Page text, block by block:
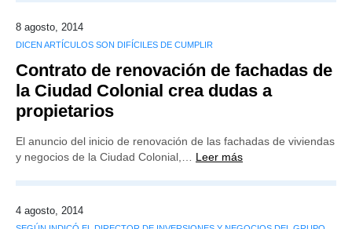
8 agosto, 2014
DICEN ARTÍCULOS SON DIFÍCILES DE CUMPLIR
Contrato de renovación de fachadas de
la Ciudad Colonial crea dudas a
propietarios
El anuncio del inicio de renovación de las fachadas de viviendas
y negocios de la Ciudad Colonial,… Leer más
4 agosto, 2014